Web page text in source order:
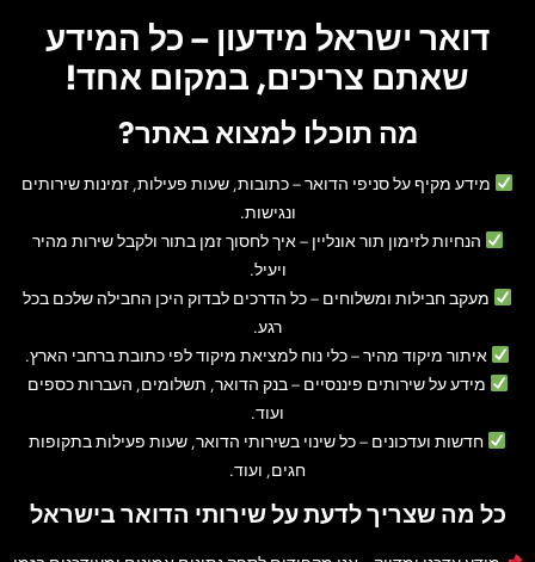
דואר ישראל מידעון – כל המידע
שאתם צריכים, במקום אחד!
מה תוכלו למצוא באתר?
מידע מקיף על סניפי הדואר– כתובות, שעות פעילות, זמינות שירותים
ונגישות.
הנחיות לזימון תור אונליין – איך לחסוך זמן בתור ולקבל שירות מהיר
ויעיל.
מעקב חבילות ומשלוחים – כל הדרכים לבדוק היכן החבילה שלכם בכל
רגע.
איתור מיקוד מהיר– כלי נוח למציאת מיקוד לפי כתובת ברחבי הארץ.
מידע על שירותים פיננסיים – בנק הדואר, תשלומים, העברות כספים
ועוד.
חדשות ועדכונים – כל שינוי בשירותי הדואר, שעות פעילות בתקופות
חגים, ועוד.
כל מה שצריך לדעת על שירותי הדואר בישראל